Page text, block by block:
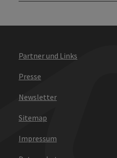
Partner und Links
Presse
Newsletter
Sitemap
Impressum